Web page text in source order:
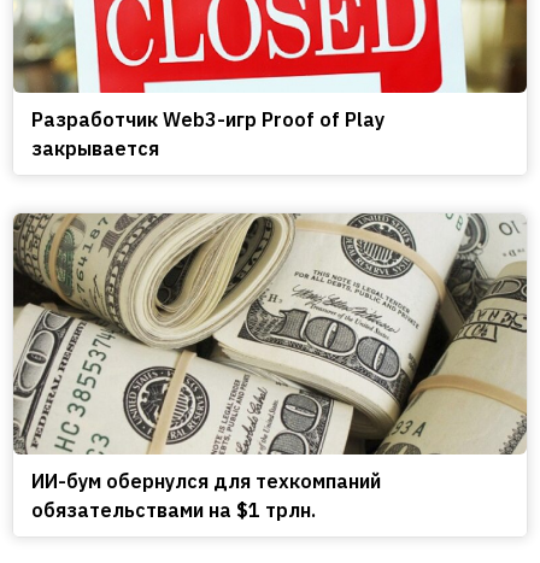
Разработчик Web3-игр Proof of Play
закрывается
ИИ-бум обернулся для техкомпаний
обязательствами на $1 трлн.